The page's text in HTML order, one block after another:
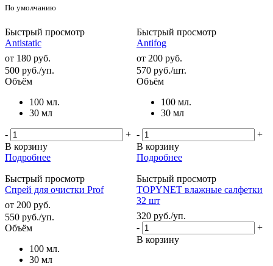
По умолчанию
Быстрый просмотр
Antistatic
от 180 руб.
500 руб./уп.
Объём
100 мл.
30 мл
-
+
В корзину
Подробнее
Быстрый просмотр
Antifog
от 200 руб.
570 руб./шт.
Объём
100 мл.
30 мл
-
+
В корзину
Подробнее
Быстрый просмотр
Спрей для очистки Prof
от 200 руб.
550 руб./уп.
Объём
100 мл.
30 мл
Быстрый просмотр
TOPYNET влажные салфетки
32 шт
320 руб./уп.
-
+
В корзину